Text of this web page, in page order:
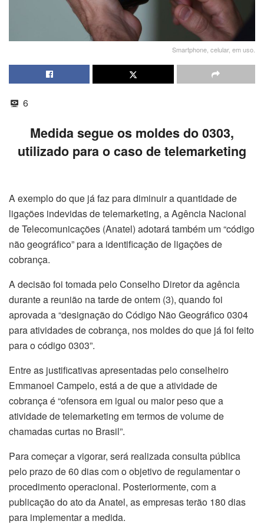
Smartphone, celular, em uso.
6
Medida segue os moldes do 0303,
utilizado para o caso de telemarketing
A exemplo do que já faz para diminuir a quantidade de
ligações indevidas de telemarketing, a Agência Nacional
de Telecomunicações (Anatel) adotará também um “código
não geográfico” para a identificação de ligações de
cobrança.
A decisão foi tomada pelo Conselho Diretor da agência
durante a reunião na tarde de ontem (3), quando foi
aprovada a “designação do Código Não Geográfico 0304
para atividades de cobrança, nos moldes do que já foi feito
para o código 0303”.
Entre as justificativas apresentadas pelo conselheiro
Emmanoel Campelo, está a de que a atividade de
cobrança é “ofensora em igual ou maior peso que a
atividade de telemarketing em termos de volume de
chamadas curtas no Brasil”.
Para começar a vigorar, será realizada consulta pública
pelo prazo de 60 dias com o objetivo de regulamentar o
procedimento operacional. Posteriormente, com a
publicação do ato da Anatel, as empresas terão 180 dias
para implementar a medida.